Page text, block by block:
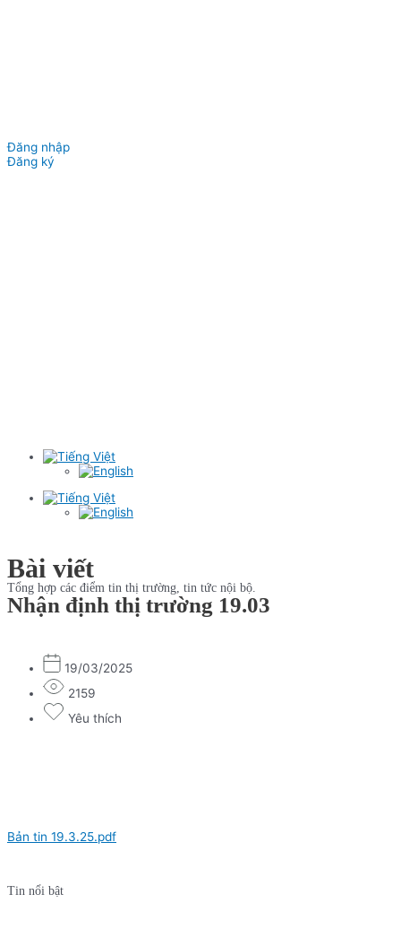
Đăng nhập
Đăng ký
Bài viết
Tổng hợp các điểm tin thị trường, tin tức nội bộ.
Nhận định thị trường 19.03
19/03/2025
2159
Yêu thích
Bản tin 19.3.25.pdf
Tin nổi bật